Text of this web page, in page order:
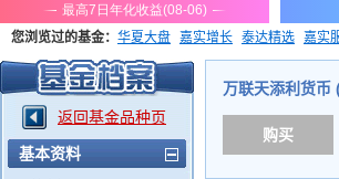
您浏览过的基金： 华夏大盘 嘉实增长 泰达精选 嘉实
添富优势 华安宏利 上证180价值ETF
返回基金品种页
基本资料
万联天添利货币
购买